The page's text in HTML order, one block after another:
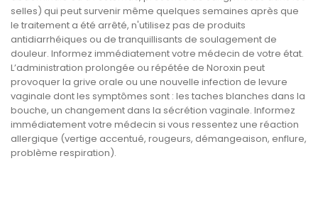
selles) qui peut survenir même quelques semaines après que
le traitement a été arrêté, n'utilisez pas de produits
antidiarrhéiques ou de tranquillisants de soulagement de
douleur. Informez immédiatement votre médecin de votre état.
L’administration prolongée ou répétée de Noroxin peut
provoquer la grive orale ou une nouvelle infection de levure
vaginale dont les symptômes sont : les taches blanches dans la
bouche, un changement dans la sécrétion vaginale. Informez
immédiatement votre médecin si vous ressentez une réaction
allergique (vertige accentué, rougeurs, démangeaison, enflure,
problème respiration).